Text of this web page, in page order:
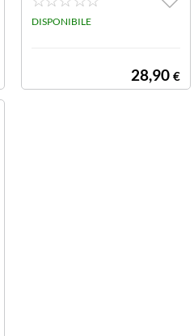
DISPONIBILE
28,90 €